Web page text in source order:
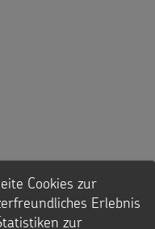
Cookies zur
Erlebnis
zur